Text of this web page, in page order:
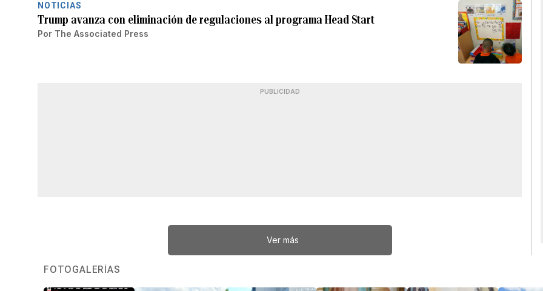
NOTICIAS
Trump avanza con eliminación de regulaciones al programa Head Start
Por The Associated Press
PUBLICIDAD
Ver más
FOTOGALERÍAS